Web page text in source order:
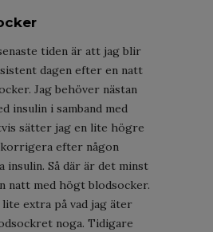
tiden är att jag blir
dagen efter en natt
Jag behöver nästan
insulin i samband med
sätter jag en lite högre
korrigera efter någon
insulin. Så där är det minst
natt med högt blodsocker.
lite extra på vad jag äter
noga. Tidigare